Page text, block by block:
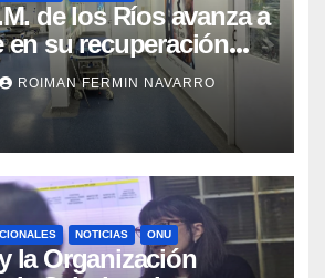
de los Ríos avanza a
en su recuperación
eventos
ROIMAN FERMIN NAVARRO
NOTICIAS ONU
la Organización